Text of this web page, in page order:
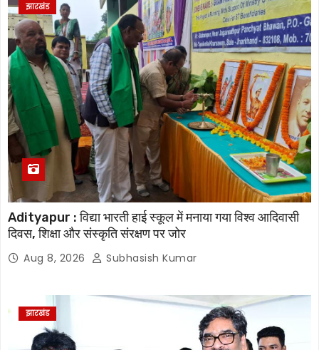
झारखंड
Adityapur : विद्या भारती हाई स्कूल में मनाया गया विश्व आदिवासी
दिवस, शिक्षा और संस्कृति संरक्षण पर जोर
Aug 8, 2026 Subhasish Kumar
झारखंड